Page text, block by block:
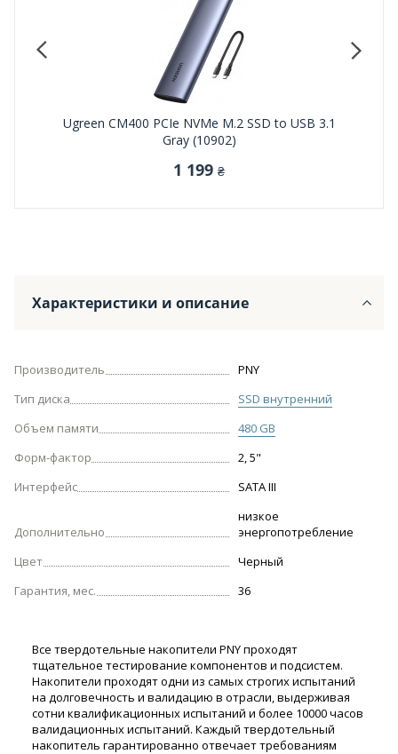
Ugreen CM400 PCIe NVMe M.2 SSD to USB 3.1
Gray (10902)
1 199 ₴
Характеристики и описание
Производитель
PNY
Тип диска
SSD внутренний
Объем памяти
480 GB
Форм-фактор
2, 5"
Интерфейс
SATA III
Дополнительно
низкое
энергопотребление
Цвет
Черный
Гарантия, мес.
36
Все твердотельные накопители PNY проходят
тщательное тестирование компонентов и подсистем.
Накопители проходят одни из самых строгих испытаний
на долговечность и валидацию в отрасли, выдерживая
сотни квалификационных испытаний и более 10000 часов
валидационных испытаний. Каждый твердотельный
накопитель гарантированно отвечает требованиям